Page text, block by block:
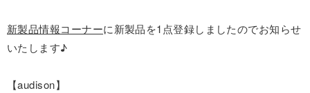
新製品情報コーナーに新製品を1点登録しましたのでお知らせ
いたします♪
【audison】